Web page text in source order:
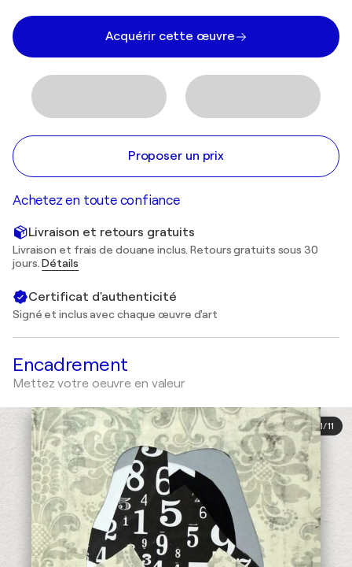
Acquérir cette œuvre
Proposer un prix
Achetez en toute confiance
Livraison et retours gratuits
Livraison et frais de douane inclus. Retours gratuits sous 30
jours.Détails
Certificat d'authenticité
Signé et inclus avec chaque œuvre d'art
Encadrement
Mettez votre oeuvre en valeur
1/11